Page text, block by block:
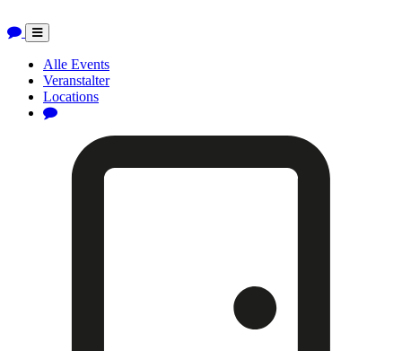
Toggle
navigation
Alle Events
Veranstalter
Locations